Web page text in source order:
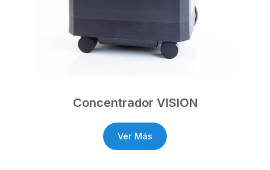
Concentrador VISION
Ver Más